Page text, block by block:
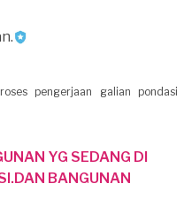
pengerjaan galian pondasi
YG SEDANG DI
BANGUNAN